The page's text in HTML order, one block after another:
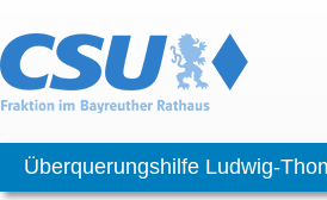
Überquerungshilfe Ludwig-